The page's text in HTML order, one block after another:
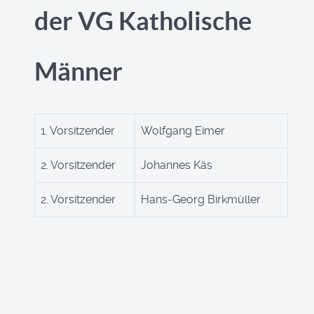
der VG Katholische
Männer
1. Vorsitzender Wolfgang Eimer
2. Vorsitzender Johannes Käs
2. Vorsitzender Hans-Georg Birkmüller